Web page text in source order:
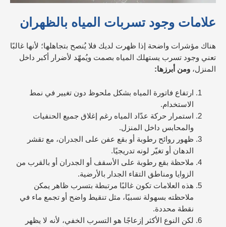
علامات وجود تسربات المياه بالظهران
هناك مؤشرات واضحة إذا ظهرت لديك فلا يُنصح بتجاهلها؛ لأنها غالبًا
تعني وجود تسرب يستهلك المياه بصمت ويُمهّد لأضرار أكبر داخل
المنزل، ومن أبرزها:
ارتفاع فاتورة المياه بشكل ملحوظ دون تغيير في نمط
الاستخدام.
استمرار حركة عدّاد المياه رغم إغلاق جميع الحنفيات
والمحابس داخل المنزل.
ظهور روائح رطوبة أو بقع عفن على الجدران، مع تقشر
الدهان أو تغيّر لونه تدريجيًا.
ملاحظة بقع رطوبة على الأسقف أو الجدران أو بالقرب من
الزوايا ومناطق التقاء الجدار بالأرضية.
هذه العلامات تكون غالبًا مرتبطة بتسرب ظاهر يمكن
ملاحظته بسهولة نسبيًا، مثل تنقيط واضح أو تجمع ماء في
نقطة محددة.
لكن النوع الأكثر إزعاجًا هو التسرب الخفي، لأنه لا يظهر